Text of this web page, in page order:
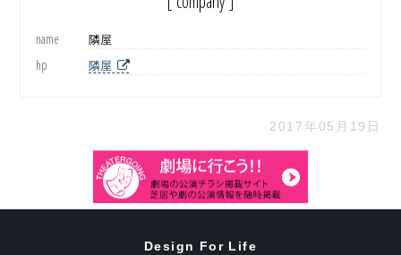
name 隣屋
hp 隣屋
2017年05月19日
Design For Life